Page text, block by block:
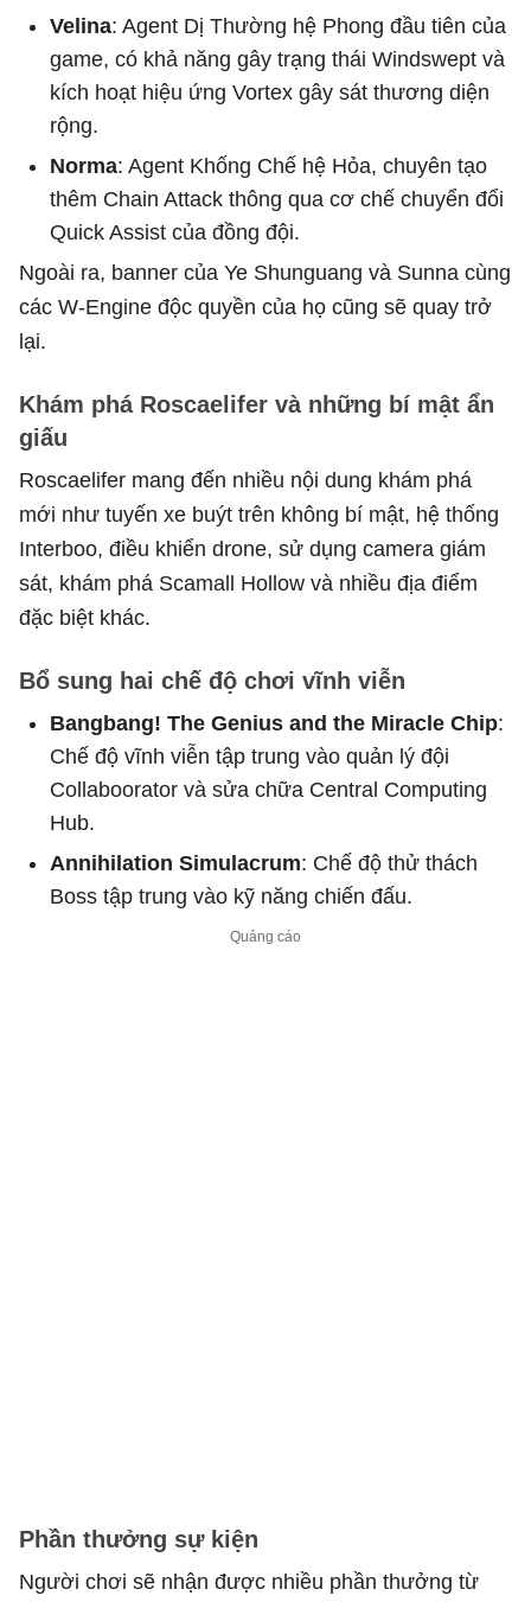
Velina: Agent Dị Thường hệ Phong đầu tiên của
game, có khả năng gây trạng thái Windswept và
kích hoạt hiệu ứng Vortex gây sát thương diện
rộng.
Norma: Agent Khống Chế hệ Hỏa, chuyên tạo
thêm Chain Attack thông qua cơ chế chuyển đổi
Quick Assist của đồng đội.
Ngoài ra, banner của Ye Shunguang và Sunna cùng
các W-Engine độc quyền của họ cũng sẽ quay trở
lại.
Khám phá Roscaelifer và những bí mật ẩn
giấu
Roscaelifer mang đến nhiều nội dung khám phá
mới như tuyến xe buýt trên không bí mật, hệ thống
Interboo, điều khiển drone, sử dụng camera giám
sát, khám phá Scamall Hollow và nhiều địa điểm
đặc biệt khác.
Bổ sung hai chế độ chơi vĩnh viễn
Bangbang! The Genius and the Miracle Chip:
Chế độ vĩnh viễn tập trung vào quản lý đội
Collaboorator và sửa chữa Central Computing
Hub.
Annihilation Simulacrum: Chế độ thử thách
Boss tập trung vào kỹ năng chiến đấu.
Phần thưởng sự kiện
Người chơi sẽ nhận được nhiều phần thưởng từ